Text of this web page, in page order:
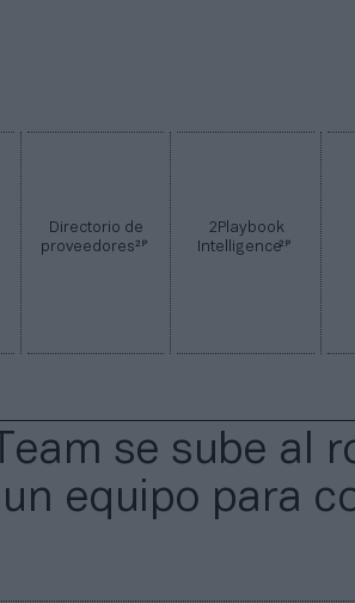
Directorio de
proveedores2P
2Playbook
Intelligence2P
se sube al
equipo para